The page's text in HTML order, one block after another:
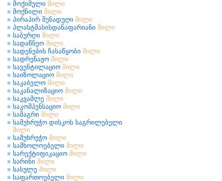
მოქიმული მილი
მოქნილი მილი
პირაპირ შენადუღი მილი
პლასტმასისდანაფარიანი მილი
საბურღი მილი
სადაწნეო მილი
სადენების ჩასაწყობი მილი
სადრენაჟო მილი
სავენტილაციო მილი
საიზოლაციო მილი
საკაბელო მილი
საკანალიზაციო მილი
საკვამლე მილი
საკომპენსაციო მილი
სამაგრი მილი
სამუხრუჭო დისკოს საგრილებელი
მილი
სამუხრუჭო მილი
სამხოლოებელი მილი
სარექტიფიკაციო მილი
სარინი მილი
სასულე მილი
საფართოებელი მილი